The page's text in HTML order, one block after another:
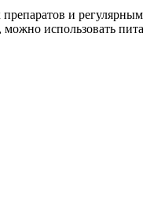
и
использовать